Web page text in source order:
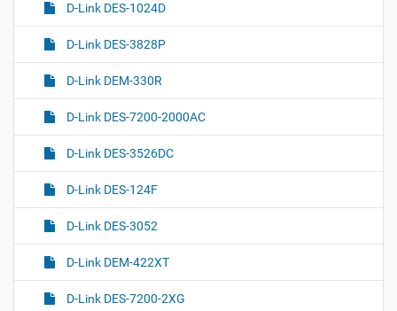
D-Link DES-1024D
D-Link DES-3828P
D-Link DEM-330R
D-Link DES-7200-2000AC
D-Link DES-3526DC
D-Link DES-124F
D-Link DES-3052
D-Link DEM-422XT
D-Link DES-7200-2XG